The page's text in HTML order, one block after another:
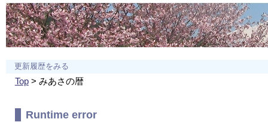
更新履歴をみる
Top> みあさの暦
Runtime error